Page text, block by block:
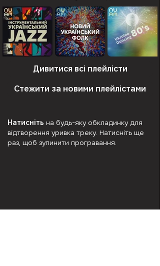
Дивитися всі плейлісти
Стежити за новими плейлістами
Натисніть на будь-яку обкладинку для
відтворення уривка треку. Натисніть ще
раз, щоб зупинити програвання.